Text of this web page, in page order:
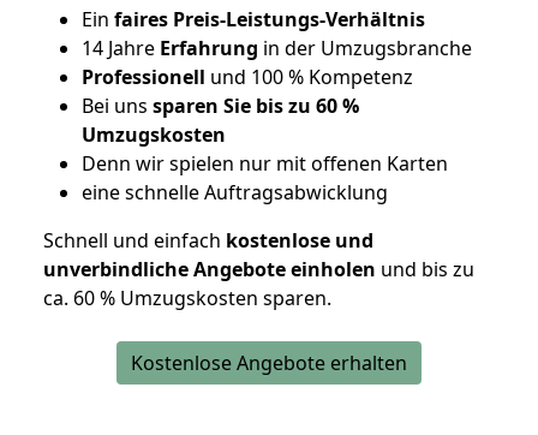
Ein faires Preis-Leistungs-Verhältnis
14 Jahre Erfahrung in der Umzugsbranche
Professionell und 100 % Kompetenz
Bei uns sparen Sie bis zu 60 %
Umzugskosten
Denn wir spielen nur mit offenen Karten
eine schnelle Auftragsabwicklung
Schnell und einfach kostenlose und
unverbindliche Angebote einholen und bis zu
ca. 60 % Umzugskosten sparen.
Kostenlose Angebote erhalten